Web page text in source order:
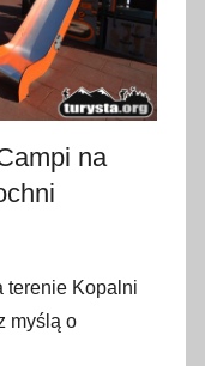
na
terenie Kopalni
myślą o